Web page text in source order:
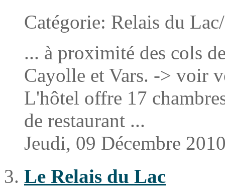
Catégorie: Relais du
... à proximité des cols
Cayolle et Vars. -> voir
L'hôtel offre 17 chambre
de restaurant ...
Jeudi, 09 Décembre
Le Relais du Lac